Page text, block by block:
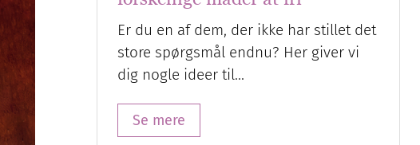
Se mere